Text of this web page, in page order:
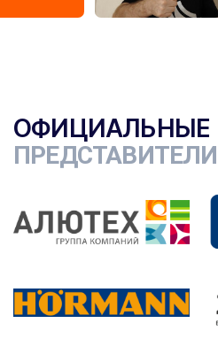
ОФИЦИАЛЬНЫЕ
ПРЕДСТАВИТЕЛИ